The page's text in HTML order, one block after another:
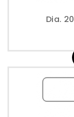
Dia.